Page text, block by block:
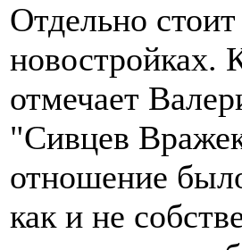
Отдельно стоит
новостройках.
отмечает
"Сивцев
отношение
как и не